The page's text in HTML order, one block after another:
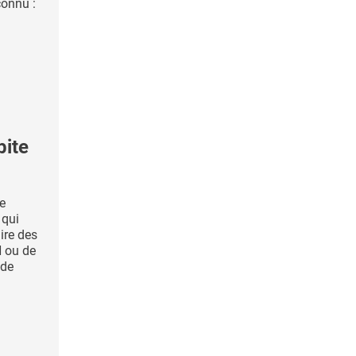
:
des
ou de